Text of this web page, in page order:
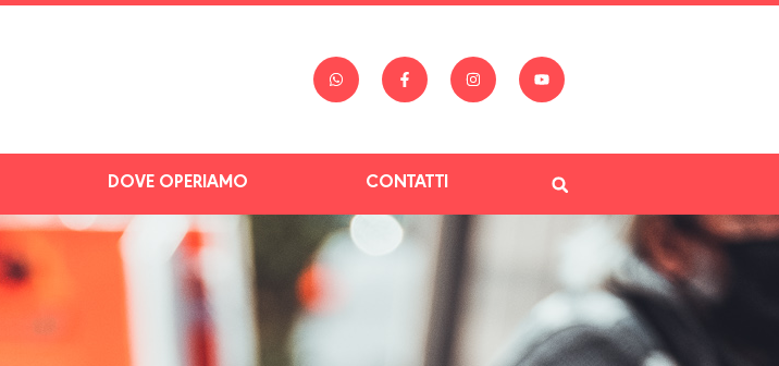
DOVE OPERIAMO CONTATTI